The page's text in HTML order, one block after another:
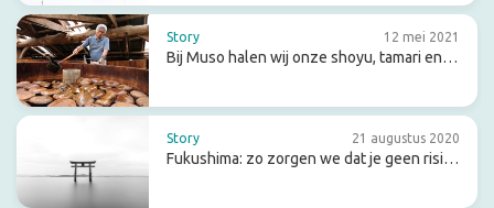
Story 12 mei 2021
Bij Muso halen wij onze shoyu, tamari en
Story 21 augustus 2020
Fukushima: zo zorgen we dat je geen risico